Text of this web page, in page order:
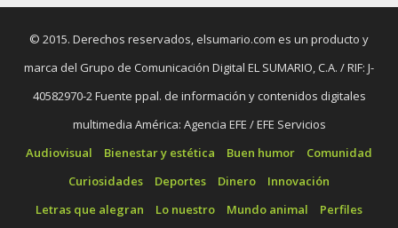
© 2015. Derechos reservados, elsumario.com es un producto y
marca del Grupo de Comunicación Digital EL SUMARIO, C.A. / RIF: J-
40582970-2 Fuente ppal. de información y contenidos digitales
multimedia América: Agencia EFE / EFE Servicios
Audiovisual
Bienestar y estética Buen humor
Comunidad
Curiosidades
Deportes Dinero
Innovación
Letras que alegran
Lo nuestro Mundo animal Perfiles